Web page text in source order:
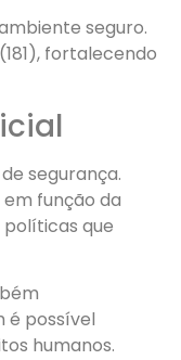
seguro.
fortalecendo
segurança.
função da
que
é possível
humanos.